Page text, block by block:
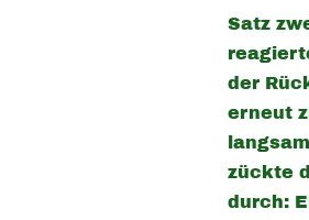
Satz
der
erneut
zückte
durch: